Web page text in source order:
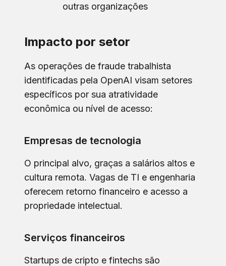
outras organizações
Impacto por setor
As operações de fraude trabalhista
identificadas pela OpenAI visam setores
específicos por sua atratividade
econômica ou nível de acesso:
Empresas de tecnologia
O principal alvo, graças a salários altos e
cultura remota. Vagas de TI e engenharia
oferecem retorno financeiro e acesso a
propriedade intelectual.
Serviços financeiros
Startups de cripto e fintechs são